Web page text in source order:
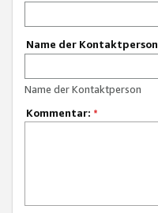
Name der Kontaktperson
Name der Kontaktperson
Kommentar: *